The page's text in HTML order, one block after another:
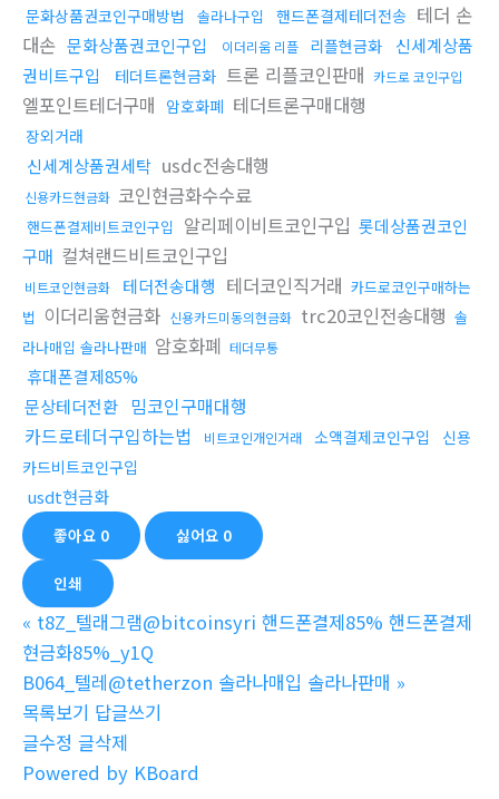
문화상품권코인구매방법 솔라나구입 핸드폰결제테더전송 테더 손
대손 문화상품권코인구입 이더리움 리플 리플현금화
신세계상품
권비트구입
테더트론현금화 트론 리플코인판매 카드로 코인구입
엘포인트테더구매 암호화폐 테더트론구매대행
장외거래
신세계상품권세탁 usdc전송대행
신용카드현금화 코인현금화수수료
핸드폰결제비트코인구입 알리페이비트코인구입 롯데상품권코인
구매 컬쳐랜드비트코인구입
비트코인현금화 테더전송대행 테더코인직거래 카드로코인구매하는
법 이더리움현금화 신용카드미동의현금화 trc20코인전송대행 솔
라나매입 솔라나판매 암호화폐 테더무통
휴대폰결제85%
문상테더전환 밈코인구매대행
카드로테더구입하는법
비트코인개인거래 소액결제코인구입
신용
카드비트코인구입
usdt현금화
좋아요 0 싫어요 0
인쇄
« t8Z_텔래그램@bitcoinsyri 핸드폰결제85% 핸드폰결제
현금화85%_y1Q
B064_텔레@tetherzon 솔라나매입 솔라나판매 »
목록보기 답글쓰기
글수정 글삭제
Powered by KBoard